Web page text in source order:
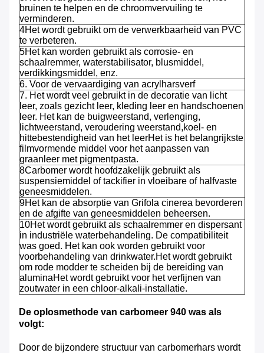
bruinen te helpen en de chroomvervuiling te
verminderen.
4Het wordt gebruikt om de verwerkbaarheid van PVC
te verbeteren.
5Het kan worden gebruikt als corrosie- en
schaalremmer, waterstabilisator, blusmiddel,
verdikkingsmiddel, enz.
6. Voor de vervaardiging van acrylharsverf
7. Het wordt veel gebruikt in de decoratie van licht
leer, zoals gezicht leer, kleding leer en handschoenen
leer. Het kan de buigweerstand, verlenging,
lichtweerstand, veroudering weerstand,koel- en
hittebestendigheid van het leerHet is het belangrijkste
filmvormende middel voor het aanpassen van
graanleer met pigmentpasta.
8Carbomer wordt hoofdzakelijk gebruikt als
suspensiemiddel of tackifier in vloeibare of halfvaste
geneesmiddelen.
9Het kan de absorptie van Grifola cinerea bevorderen
en de afgifte van geneesmiddelen beheersen.
10Het wordt gebruikt als schaalremmer en dispersant
in industriële waterbehandeling. De compatibiliteit
was goed. Het kan ook worden gebruikt voor
voorbehandeling van drinkwater.Het wordt gebruikt
om rode modder te scheiden bij de bereiding van
aluminaHet wordt gebruikt voor het verfijnen van
zoutwater in een chloor-alkali-installatie.
De oplosmethode van carbomeer 940 was als
volgt:
Door de bijzondere structuur van carbomerhars wordt